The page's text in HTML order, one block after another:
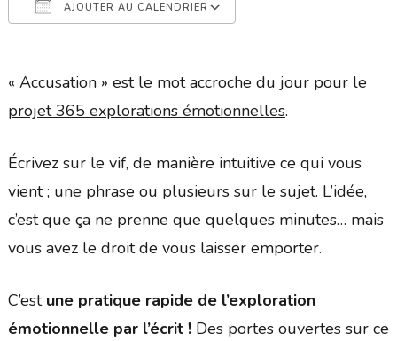
AJOUTER AU CALENDRIER
« Accusation » est le mot accroche du jour pour le
projet 365 explorations émotionnelles.
Écrivez sur le vif, de manière intuitive ce qui vous
vient ; une phrase ou plusieurs sur le sujet. L’idée,
c’est que ça ne prenne que quelques minutes… mais
vous avez le droit de vous laisser emporter.
C’est une pratique rapide de l’exploration
émotionnelle par l’écrit ! Des portes ouvertes sur ce